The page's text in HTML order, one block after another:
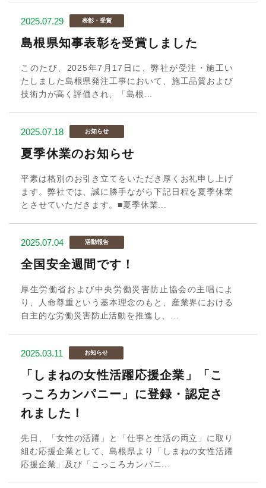
2025.07.29 表彰・受賞
島根県知事表彰を受賞しました
このたび、2025年7月17日に、弊社が受注・施工い
たしました島根県発注工事において、施工品質および
技術力が高く評価され、「島根...
2025.07.18 お知らせ
夏季休業のお知らせ
平素は格別のお引き立てをいただき厚くお礼申し上げ
ます。弊社では、誠に勝手ながら下記日程を夏季休業
とさせていただきます。■夏季休業...
2025.07.04 活動報告
全国安全週間です！
厚生労働省および中央労働災害防止協会の主唱によ
り、人命尊重という基本理念のもと、産業界における
自主的な労働災害防止活動を推進し、...
2025.03.11 お知らせ
「しまねの女性活躍応援企業」「こ
っころカンパニー」に登録・認定さ
れました！
先日、「女性の活躍」と「仕事と生活の両立」に取り
組む応援企業として、島根県より「しまねの女性活躍
応援企業」及び「こっころカンパニ...